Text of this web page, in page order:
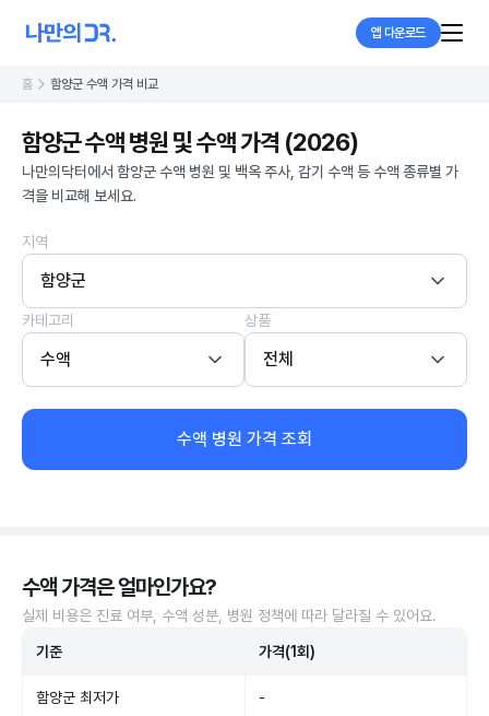
앱 다운로드
홈 함양군 수액 가격 비교
함양군 수액 병원 및 수액 가격 (2026)
나만의닥터에서 함양군 수액 병원 및 백옥 주사, 감기 수액 등 수액 종류별 가
격을 비교해 보세요.
지역
함양군
카테고리
수액
상품
전체
수액 병원 가격 조회
수액 가격은 얼마인가요?
실제 비용은 진료 여부, 수액 성분, 병원 정책에 따라 달라질 수 있어요.
기준 가격(1회)
함양군 최저가 -